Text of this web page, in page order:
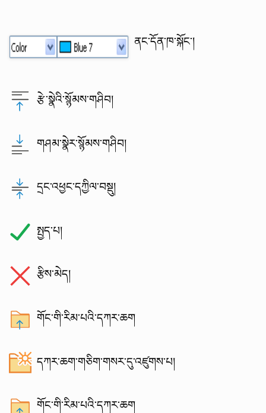
ནང་དོན་ཁ་སྐོང་།
རྩེ་སྣེའི་སྙོམས་གཤིབ།
གཤམ་སྣེར་སྙོམས་གཤིབ།
དྲང་འཕྱང་དཀྱིལ་བསྡུ།
སྤྱད་པ།
རྩིས་མེད།
གོང་གི་རིམ་པའི་དཀར་ཆག
དཀར་ཆག་གཅིག་གསར་དུ་འཛུགས་པ།
གོང་གི་རིམ་པའི་དཀར་ཆག